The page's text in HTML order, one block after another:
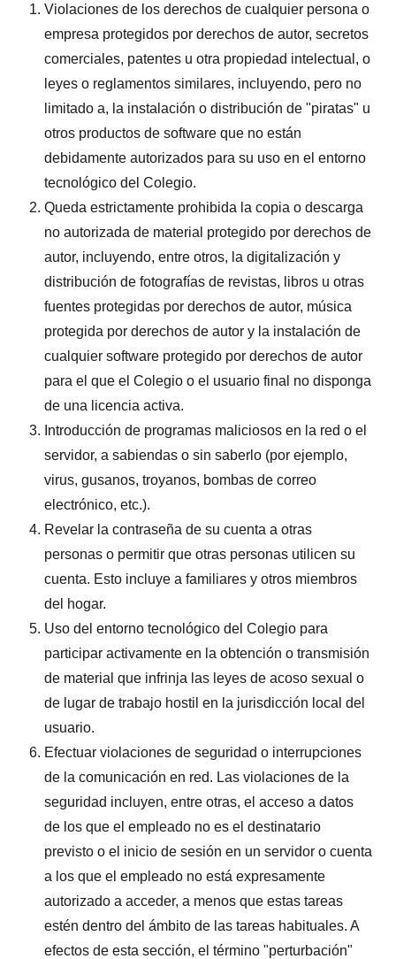
Violaciones de los derechos de cualquier persona o
empresa protegidos por derechos de autor, secretos
comerciales, patentes u otra propiedad intelectual, o
leyes o reglamentos similares, incluyendo, pero no
limitado a, la instalación o distribución de "piratas" u
otros productos de software que no están
debidamente autorizados para su uso en el entorno
tecnológico del Colegio.
Queda estrictamente prohibida la copia o descarga
no autorizada de material protegido por derechos de
autor, incluyendo, entre otros, la digitalización y
distribución de fotografías de revistas, libros u otras
fuentes protegidas por derechos de autor, música
protegida por derechos de autor y la instalación de
cualquier software protegido por derechos de autor
para el que el Colegio o el usuario final no disponga
de una licencia activa.
Introducción de programas maliciosos en la red o el
servidor, a sabiendas o sin saberlo (por ejemplo,
virus, gusanos, troyanos, bombas de correo
electrónico, etc.).
Revelar la contraseña de su cuenta a otras
personas o permitir que otras personas utilicen su
cuenta. Esto incluye a familiares y otros miembros
del hogar.
Uso del entorno tecnológico del Colegio para
participar activamente en la obtención o transmisión
de material que infrinja las leyes de acoso sexual o
de lugar de trabajo hostil en la jurisdicción local del
usuario.
Efectuar violaciones de seguridad o interrupciones
de la comunicación en red. Las violaciones de la
seguridad incluyen, entre otras, el acceso a datos
de los que el empleado no es el destinatario
previsto o el inicio de sesión en un servidor o cuenta
a los que el empleado no está expresamente
autorizado a acceder, a menos que estas tareas
estén dentro del ámbito de las tareas habituales. A
efectos de esta sección, el término "perturbación"